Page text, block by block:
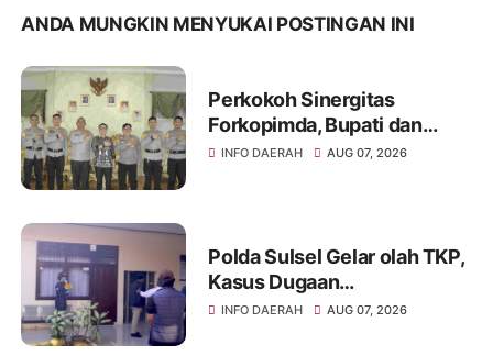
ANDA MUNGKIN MENYUKAI POSTINGAN INI
Perkokoh Sinergitas
Forkopimda, Bupati dan
Kapolres Soppeng Bahas
INFO DAERAH AUG 07, 2026
Polda Sulsel Gelar olah TKP,
Kasus Dugaan
Penganiayaan Rusman oleh
INFO DAERAH AUG 07, 2026